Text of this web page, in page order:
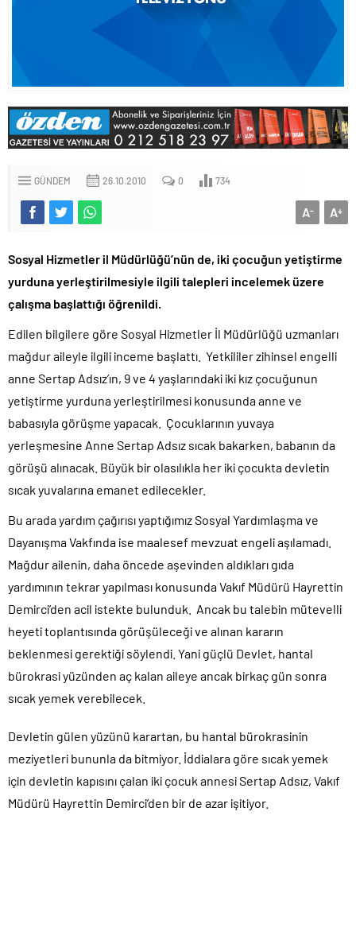
GÜNDEM 26.10.2010 0 734
A+
A-
Sosyal Hizmetler il Müdürlüğü’nün de, iki çocuğun yetiştirme
yurduna yerleştirilmesiyle ilgili talepleri incelemek üzere
çalışma başlattığı öğrenildi.
Edilen bilgilere göre Sosyal Hizmetler İl Müdürlüğü uzmanları
mağdur aileyle ilgili inceme başlattı. Yetkililer zihinsel engelli
anne Sertap Adsız’ın, 9 ve 4 yaşlarındaki iki kız çocuğunun
yetiştirme yurduna yerleştirilmesi konusunda anne ve
babasıyla görüşme yapacak. Çocuklarının yuvaya
yerleşmesine Anne Sertap Adsız sıcak bakarken, babanın da
görüşü alınacak. Büyük bir olasılıkla her iki çocukta devletin
sıcak yuvalarına emanet edilecekler.
Bu arada yardım çağırısı yaptığımız Sosyal Yardımlaşma ve
Dayanışma Vakfında ise maalesef mevzuat engeli aşılamadı.
Mağdur ailenin, daha öncede aşevinden aldıkları gıda
yardımının tekrar yapılması konusunda Vakıf Müdürü Hayrettin
Demirci’den acil istekte bulunduk. Ancak bu talebin mütevelli
heyeti toplantısında görüşüleceği ve alınan kararın
beklenmesi gerektiği söylendi. Yani güçlü Devlet, hantal
bürokrasi yüzünden aç kalan aileye ancak birkaç gün sonra
sıcak yemek verebilecek.
Devletin gülen yüzünü karartan, bu hantal bürokrasinin
meziyetleri bununla da bitmiyor. İddialara göre sıcak yemek
için devletin kapısını çalan iki çocuk annesi Sertap Adsız, Vakıf
Müdürü Hayrettin Demirci’den bir de azar işitiyor.